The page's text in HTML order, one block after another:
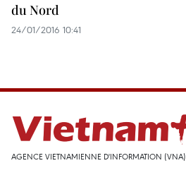
du Nord
24/01/2016 10:41
AGENCE VIETNAMIENNE D'INFORMATION (VNA)